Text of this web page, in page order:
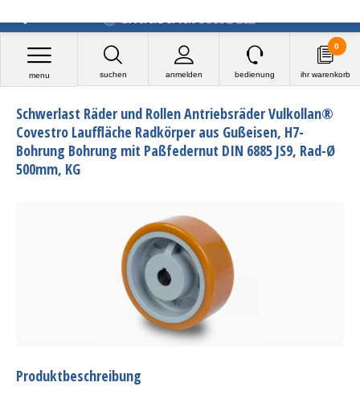
suchen anmelden
menu bedienung ihr warenkorb
0
Schwerlast Räder und Rollen Antriebsräder Vulkollan®
Covestro Lauffläche Radkörper aus Gußeisen, H7-
Bohrung Bohrung mit Paßfedernut DIN 6885 JS9, Rad-Ø
500mm, KG
Produktbeschreibung